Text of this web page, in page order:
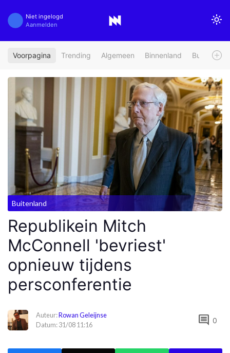
Niet ingelogd
Aanmelden
Voorpagina Trending Algemeen Binnenland Buitenland
Buitenland
Republikein Mitch
McConnell 'bevriest'
opnieuw tijdens
persconferentie
Auteur:Rowan Geleijnse
Datum: 31/08 11:16
comment 0